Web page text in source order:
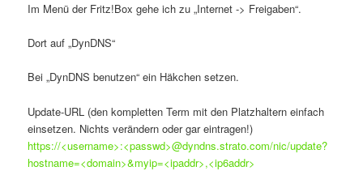
Im Menü der Fritz!Box gehe ich zu „Internet -> Freigaben“.
Dort auf „DynDNS“
Bei „DynDNS benutzen“ ein Häkchen setzen.
Update-URL (den kompletten Term mit den Platzhaltern einfach
einsetzen. Nichts verändern oder gar eintragen!)
https://<username>:<passwd>@dyndns.strato.com/nic/update?
hostname=<domain>&myip=<ipaddr>,<ip6addr>